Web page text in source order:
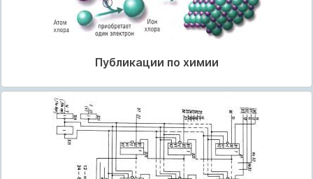
Публикации по химии